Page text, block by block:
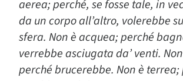
aerea; perché, se fosse tale, in
da un corpo all’altro, volerebbe
sfera. Non è acquea; perché
verrebbe asciugata da’ venti.
perché brucerebbe. Non è terrea;